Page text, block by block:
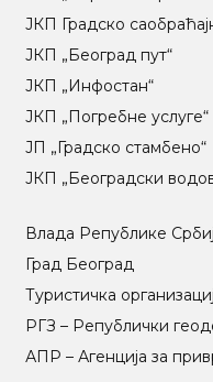
ЈКП Градско
ЈКП „Београд пут“
ЈКП „Инфостан“
ЈКП „Погребне услуге“
ЈП „Градско стамбено“
ЈКП „Београдски
Влада Републике
Град Београд
Туристичка
РГЗ – Републички
АПР – Агенција за